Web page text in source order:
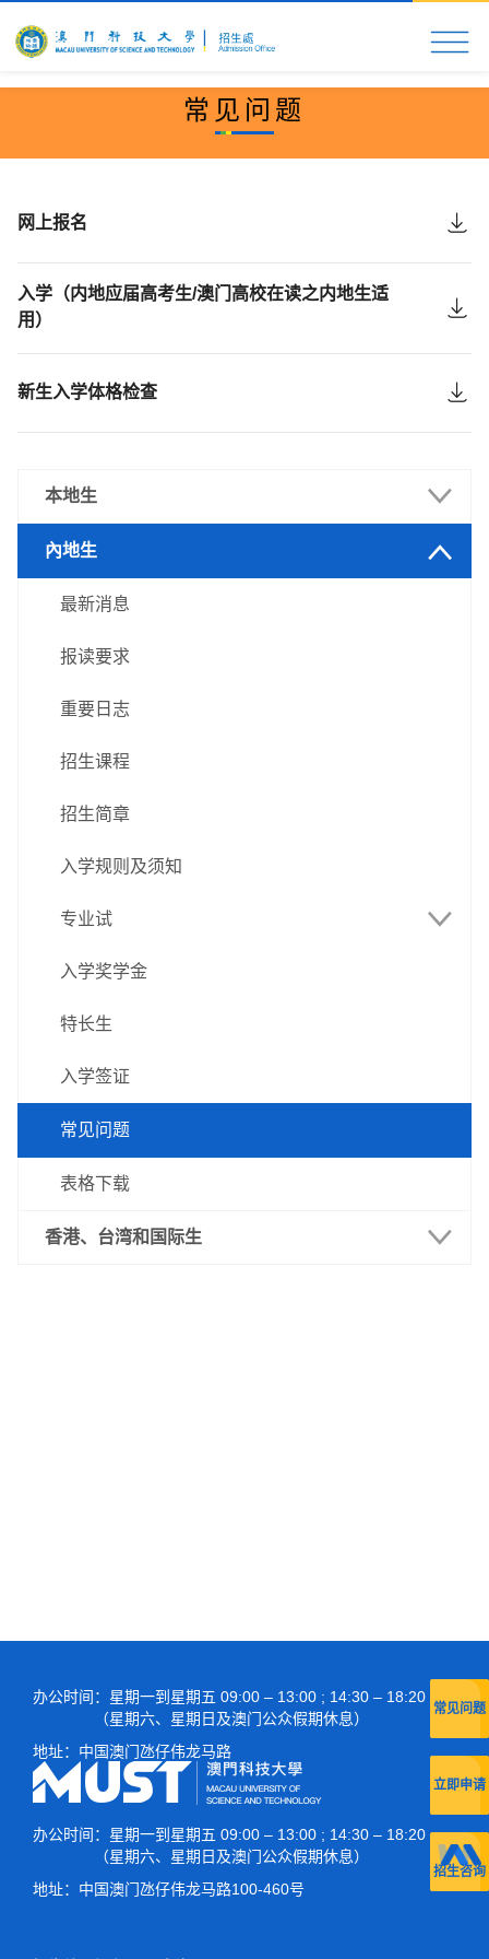
首页 科大速览 入学申请 更多资
常见问题
网上报名
入学（内地应届高考生/澳门高校在读之内地生适
用）
新生入学体格检查
本地生
最新消息
报读要求
重要日志
招生课程
招生简章
入学规则及须知
入学考试
语言科及数学科
专业试
笔试入学
直接入学
入学奖学金
特长生
身心障碍生资讯
常见问题
表格下载
內地生
最新消息
报读要求
重要日志
招生课程
招生简章
入学规则及须知
专业试
直接入学（应届高考生）
直接入学（澳门高校在读内地生）
入学奖学金
特长生
入学签证
常见问题
表格下载
香港、台湾和国际生
专业试
笔试入学
特长生
入学签证
表格下载
常见问题
立即申请
招生咨询
办公时间 ：星期一到星期五 09:00 – 13:00 ; 14:30 – 18:20
（星期六、星期日及澳门公众假期休息）
地址： 中国澳门氹仔伟龙马路
办公时间 ：星期一到星期五 09:00 – 13:00 ; 14:30 – 18:20
（星期六、星期日及澳门公众假期休息）
地址： 中国澳门氹仔伟龙马路100-460号